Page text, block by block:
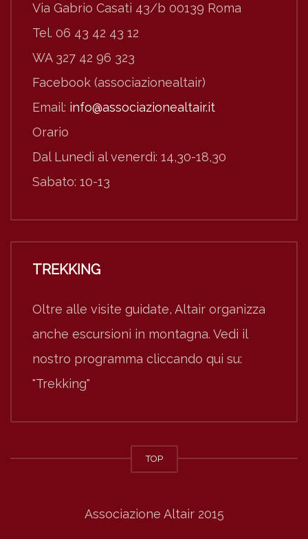
Via Gabrio Casati 43/b 00139 Roma
Tel. 06 43 42 43 12
WA 327 42 96 323
Facebook (associazionealtair)
Email: info@associazionealtair.it
Orario
Dal Lunedì al venerdì: 14,30-18,30
Sabato: 10-13
TREKKING
Oltre alle visite guidate, Altair organizza
anche escursioni in montagna. Vedi il
nostro programma cliccando qui su:
"Trekking"
TOP
Associazione Altair 2015